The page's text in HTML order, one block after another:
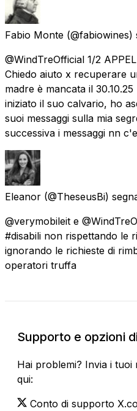
Fabio Monte (@fabiowines)
@WindTreOfficial 1/2
Chiedo aiuto x recuperare
madre è mancata il
iniziato il suo calvario, ho
suoi messaggi sulla mia
successiva i messaggi nn
Eleanor (@TheseusBi)
@verymobileit e
#disabili non rispettando le
ignorando le richieste di
operatori truffa
Supporto e opzioni
Hai problemi? Invia i
qui:
Conto di supporto